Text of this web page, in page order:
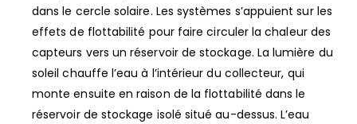
dans le cercle solaire. Les systèmes s’appuient sur les
effets de flottabilité pour faire circuler la chaleur des
capteurs vers un réservoir de stockage. La lumière du
soleil chauffe l’eau à l’intérieur du collecteur, qui
monte ensuite en raison de la flottabilité dans le
réservoir de stockage isolé situé au-dessus. L’eau